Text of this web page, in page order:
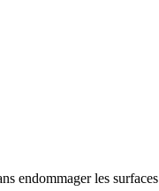
endommager les surfaces